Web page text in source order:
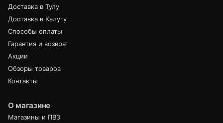
Доставка в Тулу
Доставка в Калугу
Способы оплаты
Гарантия и возврат
Акции
Обзоры товаров
Контакты
О магазине
Магазины и ПВЗ